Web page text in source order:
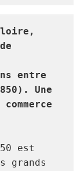
entre
Une
est
grands